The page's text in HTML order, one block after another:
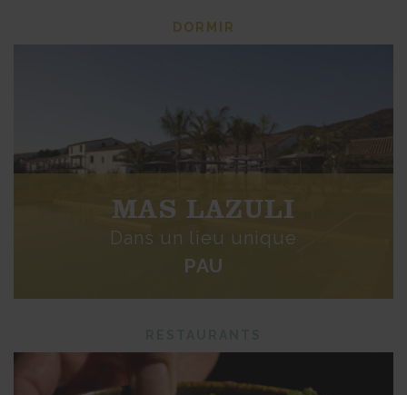
DORMIR
MAS LAZULI
Dans un lieu unique
PAU